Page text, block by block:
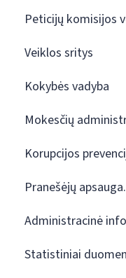
Peticijų komisijos
Veiklos sritys
Kokybės vadyba
Mokesčių
Korupcijos
Pranešėjų
Administracinė
Statistiniai